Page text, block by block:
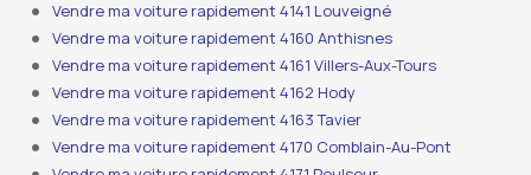
Vendre ma voiture rapidement 4141 Louveigné
Vendre ma voiture rapidement 4160 Anthisnes
Vendre ma voiture rapidement 4161 Villers-Aux-Tours
Vendre ma voiture rapidement 4162 Hody
Vendre ma voiture rapidement 4163 Tavier
Vendre ma voiture rapidement 4170 Comblain-Au-Pont